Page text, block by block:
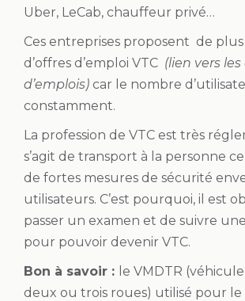
Uber, LeCab, chauffeur privé…
Ces entreprises proposent de
d ’offres d’emploi VTC (lien vers les
d’emplois) car le nombre
constamment.
La profession de VTC est très
s’agit de transport à la personne
de fortes mesures de sécurité
utilisateurs. C’est pourquoi, il est
passer un examen et de suivre
pour pouvoir devenir VTC.
Bon à savoir : le VMDTR
deux ou trois roues) utilisé pour